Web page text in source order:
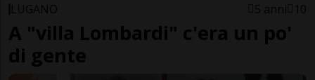
LUGANO 5 anni 10
A "villa Lombardi" c'era un po'
di gente